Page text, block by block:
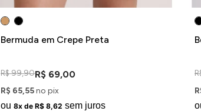
Bermuda em Crepe Preta
R$ 99,90R$ 69,00
R$ 65,55no pix
ou8x de R$ 8,62 sem juros